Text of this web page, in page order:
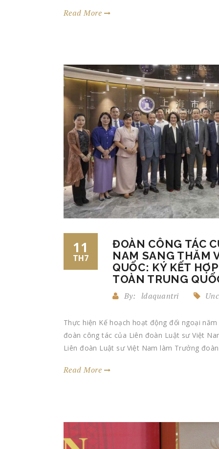
Read More
11
TH7
ĐOÀN CÔNG TÁC
NAM SANG THĂM
QUỐC: KÝ KẾT
TOÀN TRUNG
By: ldaquantri
Thực hiện Kế hoạch hoạt động đối ngoại
đoàn công tác của Liên đoàn Luật sư Việt
Liên đoàn Luật sư Việt Nam làm Trưởng
Read More